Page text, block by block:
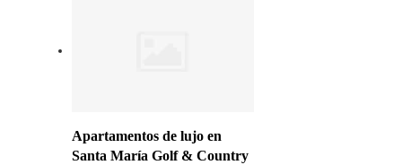
Apartamentos de lujo en
Santa María Golf & Country